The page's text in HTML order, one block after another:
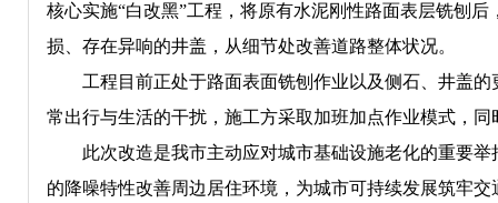
核心实施“白改黑”工程，将原有水泥刚性路面表层铣刨
损、存在异响的井盖，从细节处改善道路整体状况。
工程目前正处于路面表面铣刨作业以及侧石、井盖
常出行与生活的干扰，施工方采取加班加点作业模式，
此次改造是我市主动应对城市基础设施老化的重要
的降噪特性改善周边居住环境，为城市可持续发展筑牢交